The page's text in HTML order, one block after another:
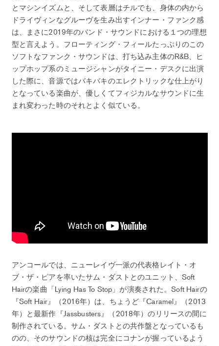
とマシンイズムと、そして表層はチルでも、身体の内から
ドライヴィンなグルーヴを生み出すインナー・ファンク感
は、まさに2019年のバンド・サウンドにおける１つの理想
型と言えよう。フローティング・フィールたっぷりのこの
ソフトなファンク・サウンドは、打ち込み主体のR&B、ヒ
ップホップ系のミュージシャンがタイニー・デスクに出演
した際に、音源ではバキバキのエレクトリックな仕上がり
となっている楽曲が、優しくてフィジカルなサウンドに生
まれ変わった時のそれとよく似ている。
アンコールでは、ニューレイヴ一派の代表格レイト・オ
ブ・ザ・ピアを率いたサム・ダストとのユニット、Soft
Hairの楽曲「Lying Has To Stop」が演奏された。Soft Hairの
『Soft Hair』（2016年）は、ちょうど『Caramel』（2013
年）と最新作『Jassbusters』（2018年）のリリースの間に
制作されている。サム・ダストとの共作盤となっているも
のの、そのサウンドの核は完全にコナンが握っているよう